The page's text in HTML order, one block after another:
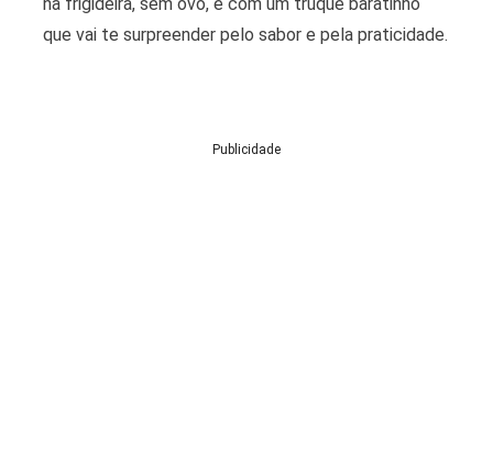
que vai te surpreender pelo sabor e pela praticidade.
Publicidade